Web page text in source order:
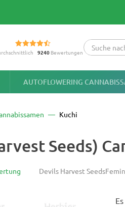
9240Bewertungen
AUTOFLOWERING
Kuchi
Seeds)
Devils Harvest Seeds